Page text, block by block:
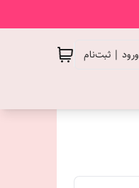
ورود | ثبت‌نام